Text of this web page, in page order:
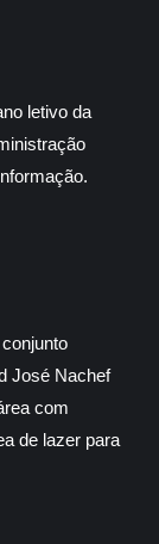
letivo da
José Nachef
com
de lazer para